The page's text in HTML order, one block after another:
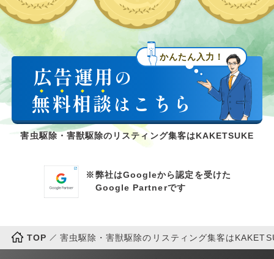
広告運用の
無料相談は こちら
かんたん入力！
害虫駆除・害獣駆除のリスティング集客はKAKETSUKE
※弊社はGoogleから認定を受けた
Google Partnerです
TOP 害虫駆除・害獣駆除のリスティング集客は